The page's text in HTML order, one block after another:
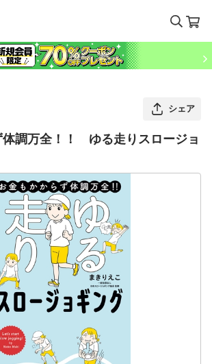
シェア
体調万全！！ ゆる走りスロージョ